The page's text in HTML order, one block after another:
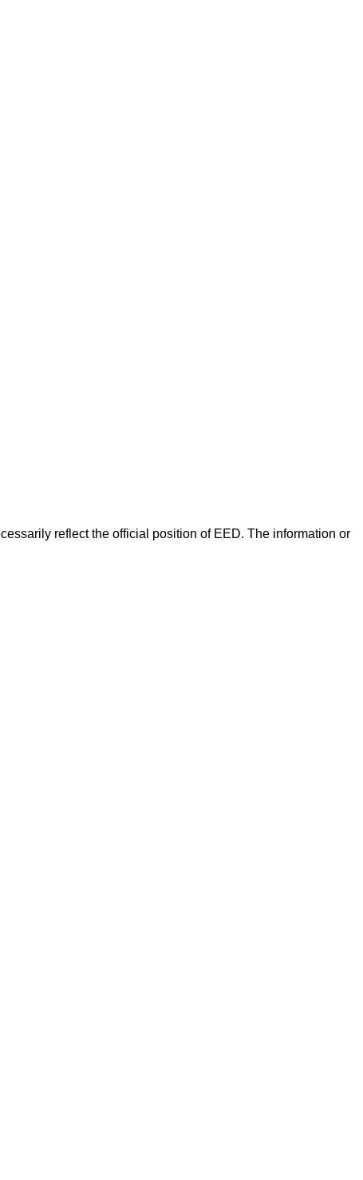
reflect the official position of EED. The information or